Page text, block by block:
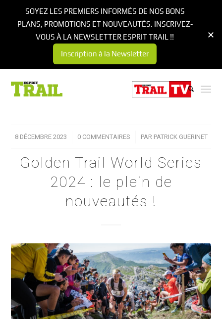
8 DÉCEMBRE 2023
/ 0 COMMENTAIRES
/ PAR PATRICK GUERINET
Golden Trail World Series
2024 : le plein de
nouveautés !
SOYEZ LES PREMIERS INFORMÉS DE NOS BONS
PLANS, PROMOTIONS ET NOUVEAUTÉS. INSCRIVEZ-
VOUS À LA NEWSLETTER ESPRIT TRAIL !!
Inscription à la Newsletter